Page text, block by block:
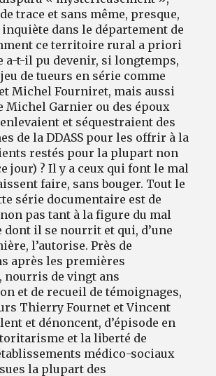
trace et sans même, presque,
inquiète dans le département de
ce territoire rural a priori
a-t-il pu devenir, si longtemps,
de tueurs en série comme
Michel Fourniret, mais aussi
Michel Garnier ou des époux
et séquestraient des
de la DDASS pour les offrir à la
restés pour la plupart non
jour) ? Il y a ceux qui font le mal
faire, sans bouger. Tout le
série documentaire est de
pas tant à la figure du mal
dont il se nourrit et qui, d’une
l’autorise. Près de
après les premières
de vingt ans
et de recueil de témoignages,
Thierry Fournet et Vincent
et dénoncent, d’épisode en
et la liberté de
médico-sociaux
la plupart des